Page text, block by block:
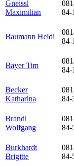
Gneissl
Maximilian
84-
Baumann Heidi
84-
Bayer Tim
84-
Becker
Katharina
84-
Brandl
Wolfgang
84-
Burkhardt
Brigitte
84-